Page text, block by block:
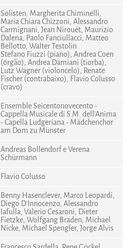
Solisten: Margherita Chiminelli,
Maria Chiara Chizzoni, Alessandro
Carmignani, Jean Nirouët, Maurizio
Dalena, Paolo Fanciullacci, Matteo
Bellotto, Walter Testolin
Stefano Fiuzzi (piano), Andrea Coen
(órgão), Andrea Damiani (tiorba),
Lutz Wagner (violoncelo), Renate
Fischer (contrabaixo), Flavio Colusso
(cravo)
Ensemble Seicentonovecento -
Cappella Musicale di S.M. dell'Anima
- Capella Ludgeriana - Mädchenchor
am Dom zu Münster
Andreas Bollendorf e Verena
Schürmann
Flavio Colusso
Benny Hasenclever, Marco Leopardi,
Diego D'Innocenzo, Alessandro
Iafulla, Valerio Cesaroni, Dieter
Fietzke, Wolfgang Braden, Michael
Nicke, Michael Spengler, Jorge Alvis